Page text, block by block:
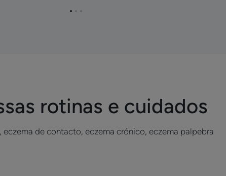
IrIrIr
rotinas e cuidados
eczema de contacto, eczema crónico, eczema palpebra